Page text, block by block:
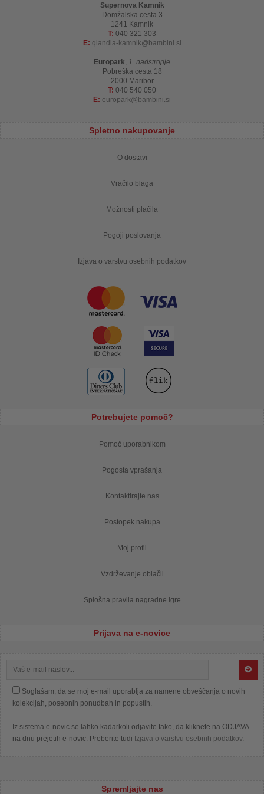
Supernova Kamnik
Domžalska cesta 3
1241 Kamnik
T: 040 321 303
E: qlandia-kamnik bambini.si
Europark, 1. nadstropje
Pobreška cesta 18
2000 Maribor
T: 040 540 050
E: europark bambini.si
Spletno nakupovanje
O dostavi
Vračilo blaga
Možnosti plačila
Pogoji poslovanja
Izjava o varstvu osebnih podatkov
Potrebujete pomoč?
Pomoč uporabnikom
Pogosta vprašanja
Kontaktirajte nas
Postopek nakupa
Moj profil
Vzdrževanje oblačil
Splošna pravila nagradne igre
Prijava na e-novice
Soglašam, da se moj e-mail uporablja za namene obveščanja o novih
kolekcijah, posebnih ponudbah in popustih.
Iz sistema e-novic se lahko kadarkoli odjavite tako, da kliknete na ODJAVA
na dnu prejetih e-novic. Preberite tudi Izjava o varstvu osebnih podatkov.
Spremljajte nas